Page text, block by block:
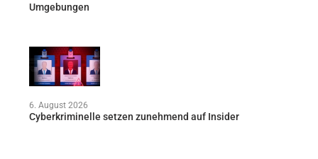
Umgebungen
6. August 2026
Cyberkriminelle setzen zunehmend auf Insider